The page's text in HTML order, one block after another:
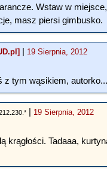
Wstaw w
masz piersi gimbusko.
| 19 Sierpnia, 2012
z tym wąsikiem, autorko...
| 19 Sierpnia, 2012
krągłości. Tadaaa,